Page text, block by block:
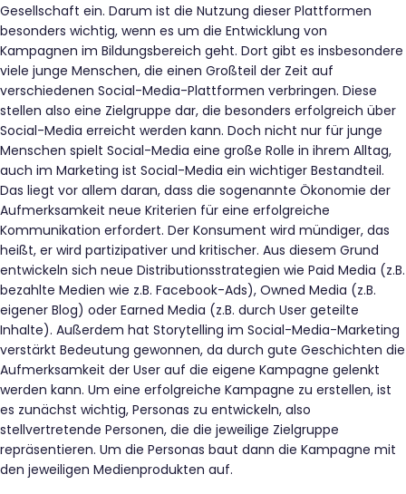
Gesellschaft ein. Darum ist die Nutzung dieser Plattformen
besonders wichtig, wenn es um die Entwicklung von
Kampagnen im Bildungsbereich geht. Dort gibt es insbesondere
viele junge Menschen, die einen Großteil der Zeit auf
verschiedenen Social-Media-Plattformen verbringen. Diese
stellen also eine Zielgruppe dar, die besonders erfolgreich über
Social-Media erreicht werden kann. Doch nicht nur für junge
Menschen spielt Social-Media eine große Rolle in ihrem Alltag,
auch im Marketing ist Social-Media ein wichtiger Bestandteil.
Das liegt vor allem daran, dass die sogenannte Ökonomie der
Aufmerksamkeit neue Kriterien für eine erfolgreiche
Kommunikation erfordert. Der Konsument wird mündiger, das
heißt, er wird partizipativer und kritischer. Aus diesem Grund
entwickeln sich neue Distributionsstrategien wie Paid Media (z.B.
bezahlte Medien wie z.B. Facebook-Ads), Owned Media (z.B.
eigener Blog) oder Earned Media (z.B. durch User geteilte
Inhalte). Außerdem hat Storytelling im Social-Media-Marketing
verstärkt Bedeutung gewonnen, da durch gute Geschichten die
Aufmerksamkeit der User auf die eigene Kampagne gelenkt
werden kann. Um eine erfolgreiche Kampagne zu erstellen, ist
es zunächst wichtig, Personas zu entwickeln, also
stellvertretende Personen, die die jeweilige Zielgruppe
repräsentieren. Um die Personas baut dann die Kampagne mit
den jeweiligen Medienprodukten auf.